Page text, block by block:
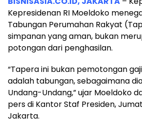
Kepresidenan RI Moeldoko
Tabungan Perumahan Rakyat
simpanan yang aman, bukan
potongan dari penghasilan.
“Tapera ini bukan pemotongan
adalah tabungan, sebagaimana
Undang-Undang,” ujar Moeldoko
pers di Kantor Staf Presiden,
Jakarta.